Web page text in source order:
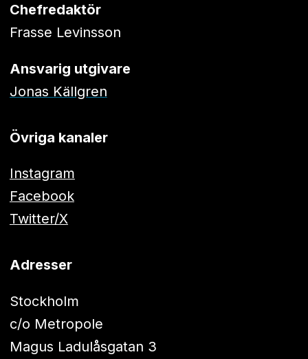
Chefredaktör
Frasse Levinsson
Ansvarig utgivare
Jonas Källgren
Övriga kanaler
Instagram
Facebook
Twitter/X
Adresser
Stockholm
c/o Metropole
Magus Ladulåsgatan 3